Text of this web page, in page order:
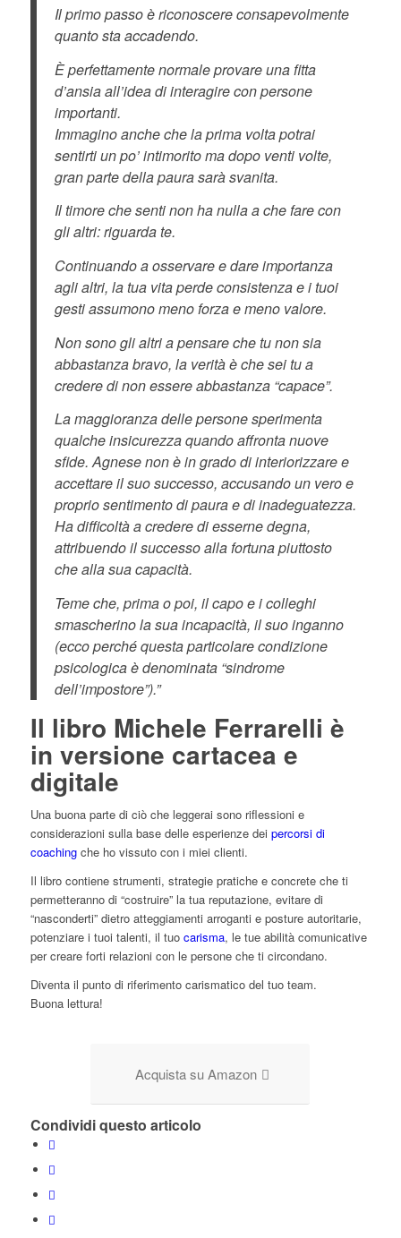
Il primo passo è riconoscere consapevolmente
quanto sta accadendo.
È perfettamente normale provare una fitta
d’ansia all’idea di interagire con persone
importanti.
Immagino anche che la prima volta potrai
sentirti un po’ intimorito ma dopo venti volte,
gran parte della paura sarà svanita.
Il timore che senti non ha nulla a che fare con
gli altri: riguarda te.
Continuando a osservare e dare importanza
agli altri, la tua vita perde consistenza e i tuoi
gesti assumono meno forza e meno valore.
Non sono gli altri a pensare che tu non sia
abbastanza bravo, la verità è che sei tu a
credere di non essere abbastanza “capace”.
La maggioranza delle persone sperimenta
qualche insicurezza quando affronta nuove
sfide. Agnese non è in grado di interiorizzare e
accettare il suo successo, accusando un vero e
proprio sentimento di paura e di inadeguatezza.
Ha difficoltà a credere di esserne degna,
attribuendo il successo alla fortuna piuttosto
che alla sua capacità.
Teme che, prima o poi, il capo e i colleghi
smascherino la sua incapacità, il suo inganno
(ecco perché questa particolare condizione
psicologica è denominata “sindrome
dell’impostore”).”
Il libro Michele Ferrarelli è
in versione cartacea e
digitale
Una buona parte di ciò che leggerai sono riflessioni e
considerazioni sulla base delle esperienze dei percorsi di
coachingche ho vissuto con i miei clienti.
Il libro contiene strumenti, strategie pratiche e concrete che ti
permetteranno di “costruire” la tua reputazione, evitare di
“nasconderti” dietro atteggiamenti arroganti e posture autoritarie,
potenziare i tuoi talenti, il tuo carisma, le tue abilità comunicative
per creare forti relazioni con le persone che ti circondano.
Diventa il punto di riferimento carismatico del tuo team.
Buona lettura!
Acquista su Amazon
Condividi questo articolo